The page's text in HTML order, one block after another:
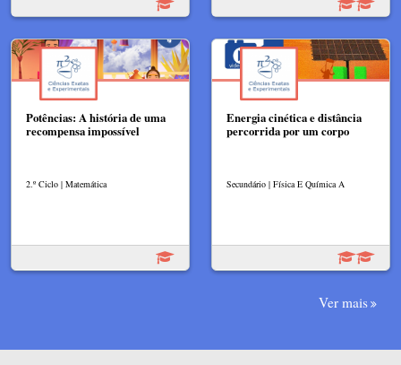
Potências: A história de uma
recompensa impossível
2.º Ciclo | Matemática
Energia cinética e distância
percorrida por um corpo
Secundário | Física E Química A
Ver mais